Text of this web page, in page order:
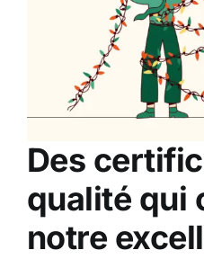
Des
qualité qui
notre